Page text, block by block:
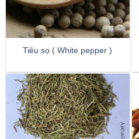
Tiêu sọ ( White pepper )